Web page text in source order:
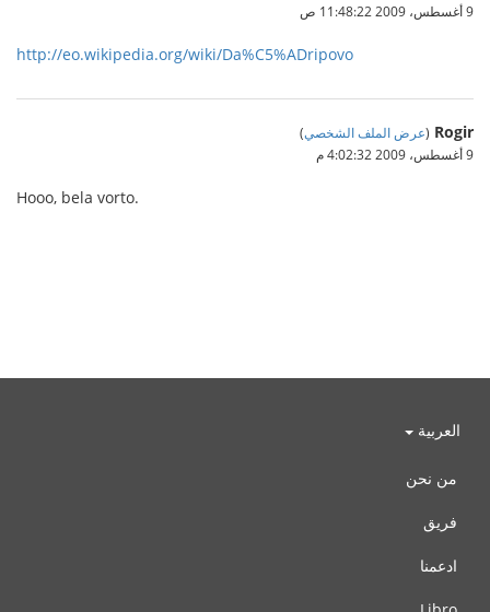
9 أغسطس، 2009 11:48:22 ص
http://eo.wikipedia.org/wiki/Da%C5%ADripovo
Rogir
(عرض الملف الشخصي)
9 أغسطس، 2009 4:02:32 م
Hooo, bela vorto.
العربية
من نحن
فريق
ادعمنا